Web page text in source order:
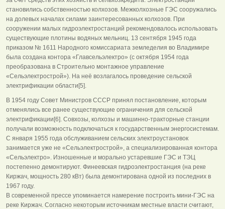
становились собственностью колхозов. Межколхозные ГЭС сооружались
на долевых началах силами заинтересованных колхозов. При
сооружении малых гидроэлектростанций рекомендовалось использовать
существующие плотины водяных мельниц. 13 сентября 1945 года
приказом № 1611 Народного комиссариата земледелия во Владимире
была создана контора «Главсельэлектро» (с октября 1954 года
преобразована в Строительно монтажное управление
«Сельэлектрострой»). На неё возлагалось проведение сельской
электрификации области[5].
В 1954 году Совет Министров СССР принял постановление, которым
отменялись все ранее существующие ограничения для сельской
электрификации[6]. Совхозы, колхозы и машинно-тракторные станции
получали возможность подключаться к государственным энергосистемам.
С января 1955 года обслуживанием сельских электроустановок
занимается уже не «Сельэлектрострой», а специализированная контора
«Сельэлектро». Изношенные и морально устаревшие ГЭС и ТЭЦ
постепенно демонтируют. Финеевская гидроэлектростанция (на реке
Киржач, мощность 280 кВт) была демонтирована одной из последних в
1967 году.
В современной прессе упоминается намерение построить мини-ГЭС на
реке Киржач. Согласно некоторым источникам местные власти считают,